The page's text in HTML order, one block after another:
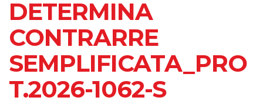
DETERMINA
CONTRARRE
SEMPLIFICATA_PRO
T.2026-1062-S